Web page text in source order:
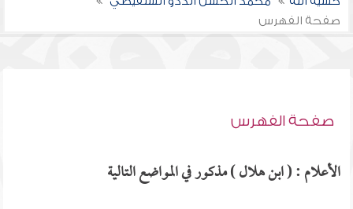
صفحة الفهرس
صفحة الفهرس
الأعلام : ( ابن هلال ) مذكور في المواضع التالية